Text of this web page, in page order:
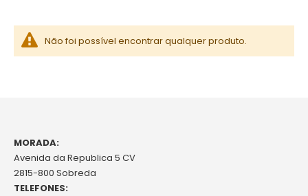
Não foi possível encontrar qualquer produto.
MORADA:
Avenida da Republica 5 CV
2815-800 Sobreda
TELEFONES: